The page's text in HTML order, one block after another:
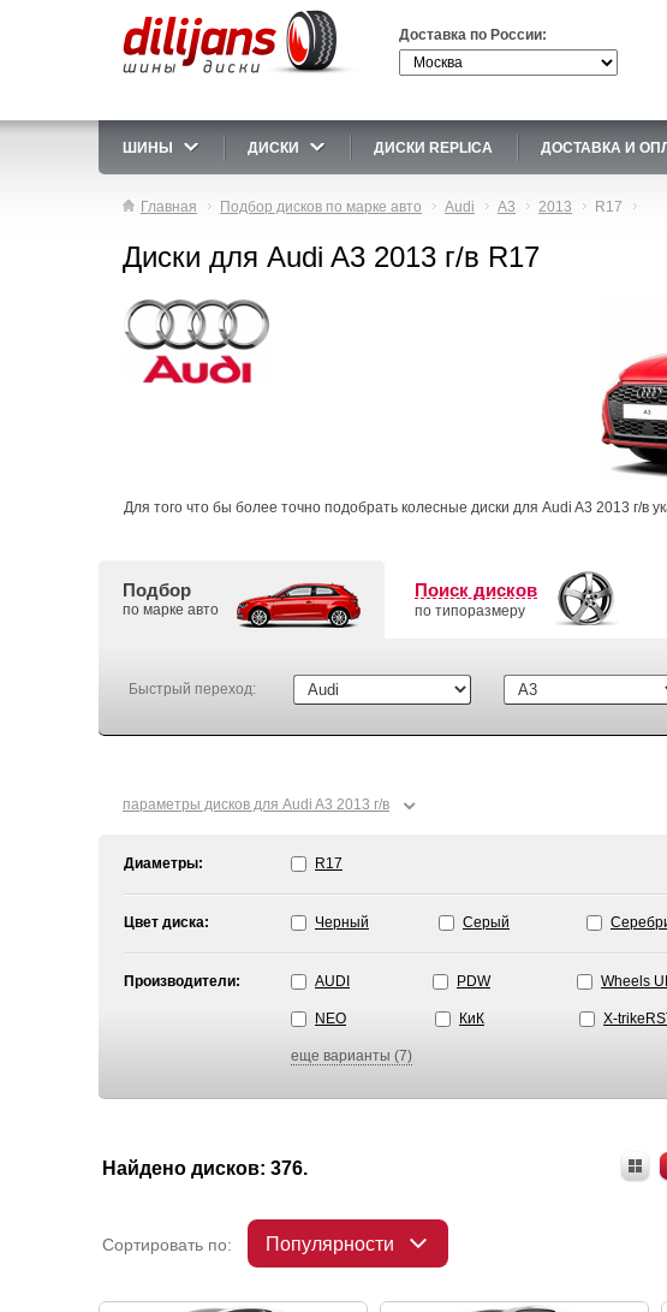
Доставка по России:
ШИНЫ ДИСКИ ДИСКИ REPLICA ДОСТАВКА И
Главная Подбор дисков по марке авто Audi A3 2013 R17
Диски для Audi A3 2013 г/в R17
Для того что бы более точно подобрать колесные диски для Audi A3 2013 г/в
Подбор
по марке авто
Поиск дисков
по типоразмеру
Быстрый переход:
параметры дисков для Audi A3 2013 г/в ⌄
Диаметры: R17
Цвет диска: Черный Серый
Производители: AUDI PDW Wheels
NEO КиК X-
еще варианты (7)
Найдено дисков: 376.
Сортировать по: Популярности